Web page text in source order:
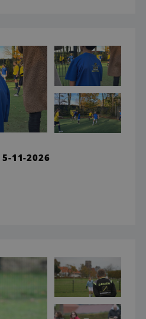
5-11-2026